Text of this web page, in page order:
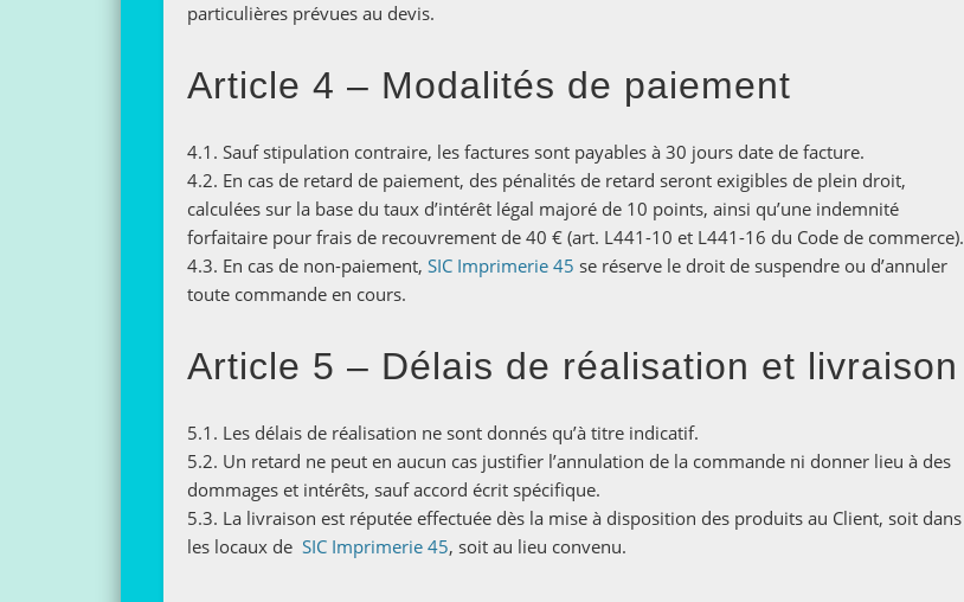
particulières prévues au devis.
Article 4 – Modalités de paiement
4.1. Sauf stipulation contraire, les factures sont payables à 30 jours date de facture.
4.2. En cas de retard de paiement, des pénalités de retard seront exigibles de plein droit,
calculées sur la base du taux d’intérêt légal majoré de 10 points, ainsi qu’une indemnité
forfaitaire pour frais de recouvrement de 40 € (art. L441-10 et L441-16 du Code de commerce).
4.3. En cas de non-paiement,SIC Imprimerie 45 se réserve le droit de suspendre ou d’annuler
toute commande en cours.
Article 5 – Délais de réalisation et livraison
5.1. Les délais de réalisation ne sont donnés qu’à titre indicatif.
5.2. Un retard ne peut en aucun cas justifier l’annulation de la commande ni donner lieu à des
dommages et intérêts, sauf accord écrit spécifique.
5.3. La livraison est réputée effectuée dès la mise à disposition des produits au Client, soit dans
les locaux deSIC Imprimerie 45, soit au lieu convenu.